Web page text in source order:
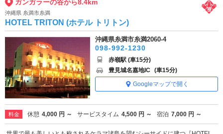
ガンガラーの谷から8.4km
沖縄県 糸満市糸満
HOTEL TRITON (ホテル トリトン)
沖縄県糸満市糸満2060-4
098-992-1230
赤嶺駅 (車15分)
豊見城名嘉地IC (車15分)
Googleマップで開く
料金 休憩 4,000 円 ～ サービスタイム 4,500 円 ～ 宿泊 7,000 円 ～